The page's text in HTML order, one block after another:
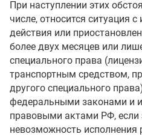
При наступлении этих
числе, относится ситуация
действия или
более двух месяцев или
специального права
транспортным средством,
другого специального
федеральными законами и
правовыми актами РФ, если
невозможность исполнения